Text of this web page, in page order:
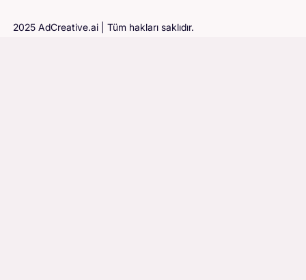
2025 AdCreative.ai | Tüm hakları saklıdır.